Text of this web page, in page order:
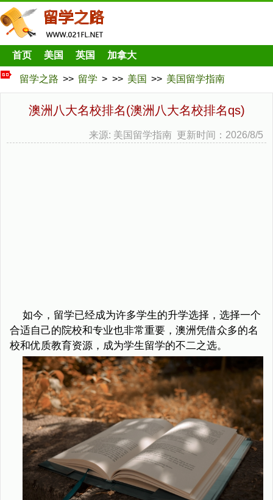
首页 美国 英国 加拿大
留学之路 >> 留学 > >> 美国 >> 美国留学指南
澳洲八大名校排名(澳洲八大名校排名qs)
来源: 美国留学指南 更新时间：2026/8/5
如今，留学已经成为许多学生的升学选择，选择一个
合适自己的院校和专业也非常重要，澳洲凭借众多的名
校和优质教育资源，成为学生留学的不二之选。